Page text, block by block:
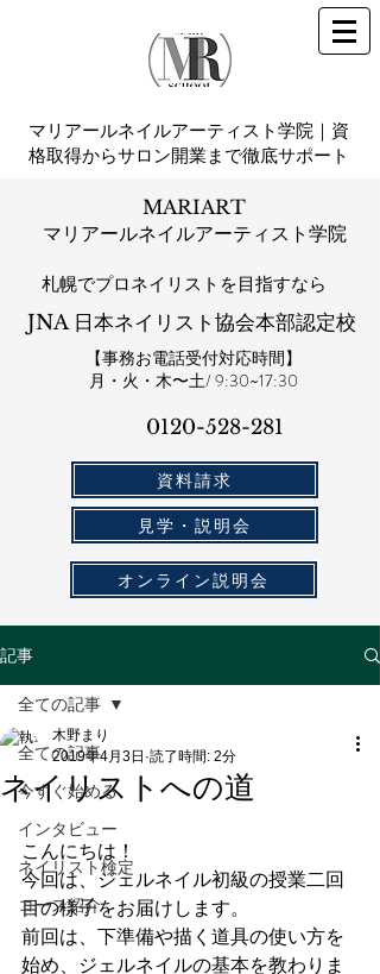
マリアールネイルアーティスト学院｜資
格取得からサロン開業まで徹底サポート
MARIART
マリアールネイルアーティスト学院
札幌​でプロネイリストを目指すなら
JNA 日本ネイリスト協会本部認定校
【事務お電話受付対応時間】
​月・火・木〜土/ 9:30~17:30
0120-528-281​
資料請求
見学・説明会
オンライン説明会
記事
全ての記事
今すぐ始める
インタビュー
ネイリスト検定
コース紹介
全ての記事
ネイリストへの道
木野まり
2019年4月3日 読了時間: 2分
こんにちは！
今回は、ジェルネイル初級の授業二回
目の様子をお届けします。
前回は、下準備や描く道具の使い方を
始め、ジェルネイルの基本を教わりま